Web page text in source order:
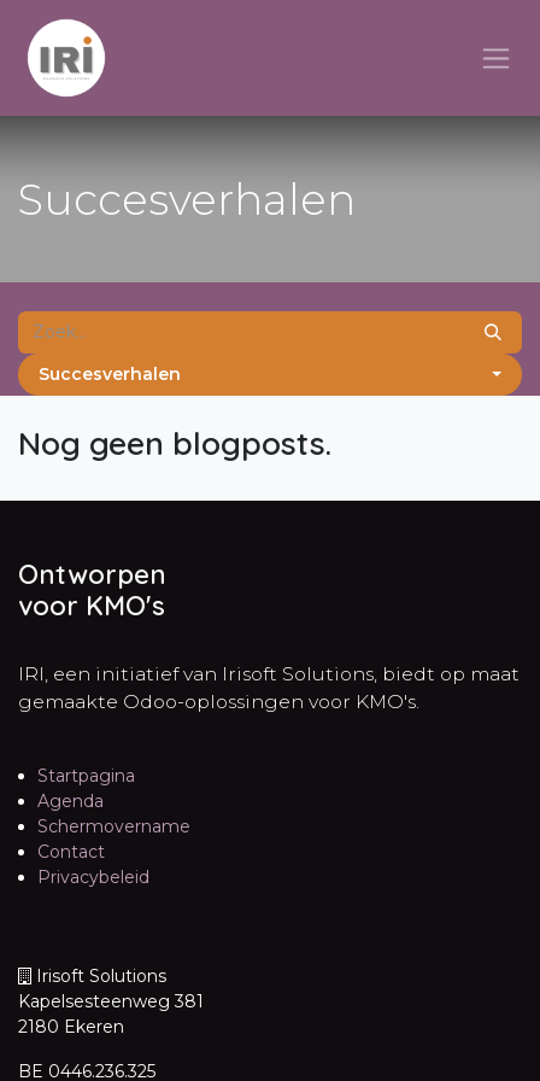
Succesverhalen
Succesverhalen
Nog geen blogposts.
Ontworpen
voor KMO's
IRI, een initiatief van Irisoft Solutions, biedt op maat
gemaakte Odoo-oplossingen voor KMO's.
Startpagina
Agenda
Schermovername
Contact
Privacybeleid
Irisoft Solutions
Kapelsesteenweg 381
2180 Ekeren
BE 0446.236.325